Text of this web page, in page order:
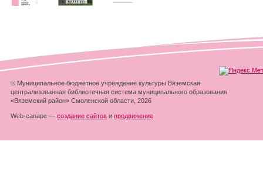
© Муниципальное бюджетное учреждение культуры Вяземская
централизованная библиотечная система муниципального образования
«Вяземский район» Смоленской области, 2026
Web-canape — создание сайтов и продвижение